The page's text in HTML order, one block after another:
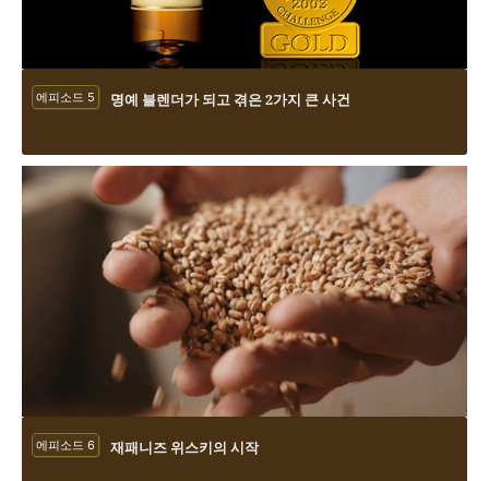
에피소드 5 명예 블렌더가 되고 겪은 2가지 큰 사건
에피소드 6 재패니즈 위스키의 시작